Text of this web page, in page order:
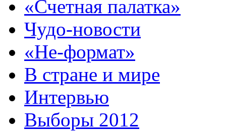
«Счетная палатка»
Чудо-новости
«Не-формат»
В стране и мире
Интервью
Выборы 2012